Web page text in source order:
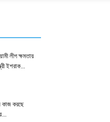
লীগ ক্ষমতায়
ইশরাক...
কাজ করছে